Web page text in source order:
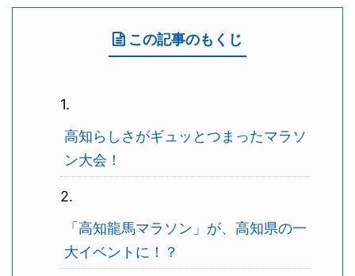
この記事のもくじ
高知らしさがギュッとつまったマラソ
ン大会！
「高知龍馬マラソン」が、高知県の一
大イベントに！？